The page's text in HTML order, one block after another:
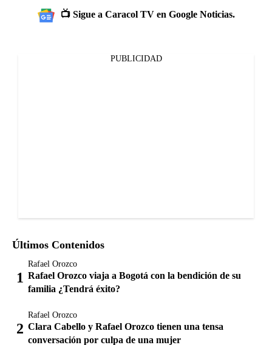
📺 Sigue a Caracol TV en Google Noticias.
PUBLICIDAD
Últimos Contenidos
Rafael Orozco
Rafael Orozco viaja a Bogotá con la bendición de su
familia ¿Tendrá éxito?
Rafael Orozco
Clara Cabello y Rafael Orozco tienen una tensa
conversación por culpa de una mujer